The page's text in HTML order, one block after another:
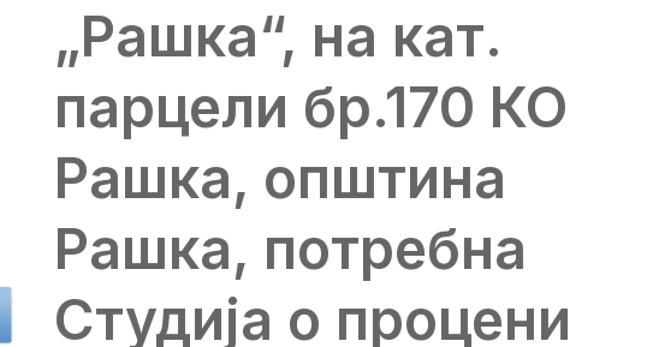
„Рашка“, на кат.
парцели бр.170 КО
Рашка, општина
Рашка, потребна
Студија о процени